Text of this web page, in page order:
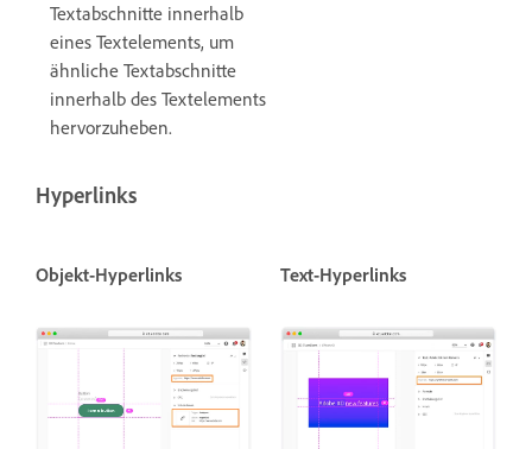
Textabschnitte innerhalb
eines Textelements, um
ähnliche Textabschnitte
innerhalb des Textelements
hervorzuheben.
Hyperlinks
Objekt-Hyperlinks Text-Hyperlinks